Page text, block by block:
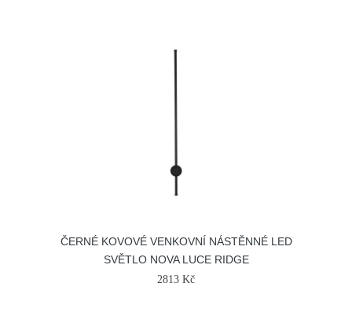
ČERNÉ KOVOVÉ VENKOVNÍ NÁSTĚNNÉ LED
SVĚTLO NOVA LUCE RIDGE
2813 Kč